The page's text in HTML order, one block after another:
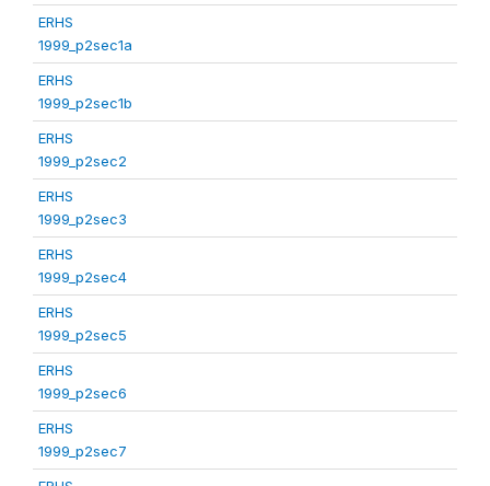
ERHS
1999_p2sec1a
ERHS
1999_p2sec1b
ERHS
1999_p2sec2
ERHS
1999_p2sec3
ERHS
1999_p2sec4
ERHS
1999_p2sec5
ERHS
1999_p2sec6
ERHS
1999_p2sec7